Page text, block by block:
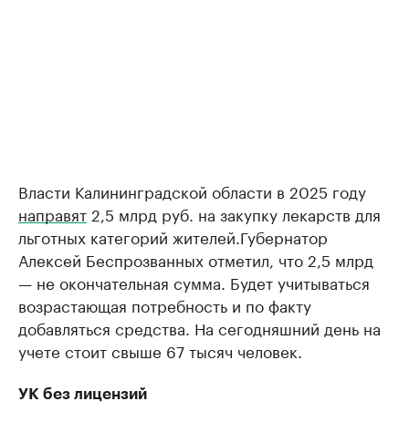
Власти Калининградской области в 2025 году
направят 2,5 млрд руб. на закупку лекарств для
льготных категорий жителей.Губернатор
Алексей Беспрозванных отметил, что 2,5 млрд
— не окончательная сумма. Будет учитываться
возрастающая потребность и по факту
добавляться средства. На сегодняшний день на
учете стоит свыше 67 тысяч человек.
УК без лицензий